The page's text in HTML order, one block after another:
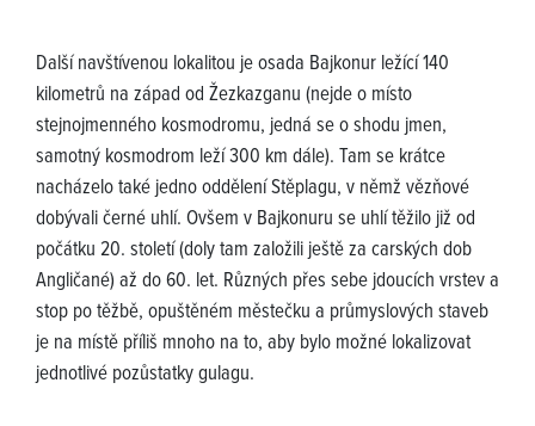
Další navštívenou lokalitou je osada Bajkonur ležící 140
kilometrů na západ od Žezkazganu (nejde o místo
stejnojmenného kosmodromu, jedná se o shodu jmen,
samotný kosmodrom leží 300 km dále). Tam se krátce
nacházelo také jedno oddělení Stěplagu, v němž vězňové
dobývali černé uhlí. Ovšem v Bajkonuru se uhlí těžilo již od
počátku 20. století (doly tam založili ještě za carských dob
Angličané) až do 60. let. Různých přes sebe jdoucích vrstev a
stop po těžbě, opuštěném městečku a průmyslových staveb
je na místě příliš mnoho na to, aby bylo možné lokalizovat
jednotlivé pozůstatky gulagu.